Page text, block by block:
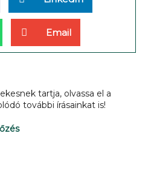
Email
tartja, olvassa el a
további írásainkat is!